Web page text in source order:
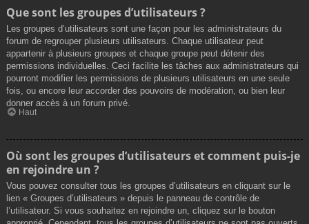
Que sont les groupes d’utilisateurs ?
Les groupes d’utilisateurs sont une façon pour les administrateurs du
forum de regrouper plusieurs utilisateurs. Chaque utilisateur peut
appartenir à plusieurs groupes et chaque groupe peut détenir des
permissions individuelles. Ceci facilite les tâches aux administrateurs qui
pourront modifier les permissions de plusieurs utilisateurs en une seule
fois, ou encore leur accorder des pouvoirs de modération, ou bien leur
donner accès à un forum privé.
Haut
Où sont les groupes d’utilisateurs et comment puis-je
en rejoindre un ?
Vous pouvez consulter tous les groupes d’utilisateurs en cliquant sur le
lien « Groupes d’utilisateurs » depuis le panneau de contrôle de
l’utilisateur. Si vous souhaitez en rejoindre un, cliquez sur le bouton